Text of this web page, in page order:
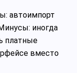
автоимпорт
иногда
платные
вместо